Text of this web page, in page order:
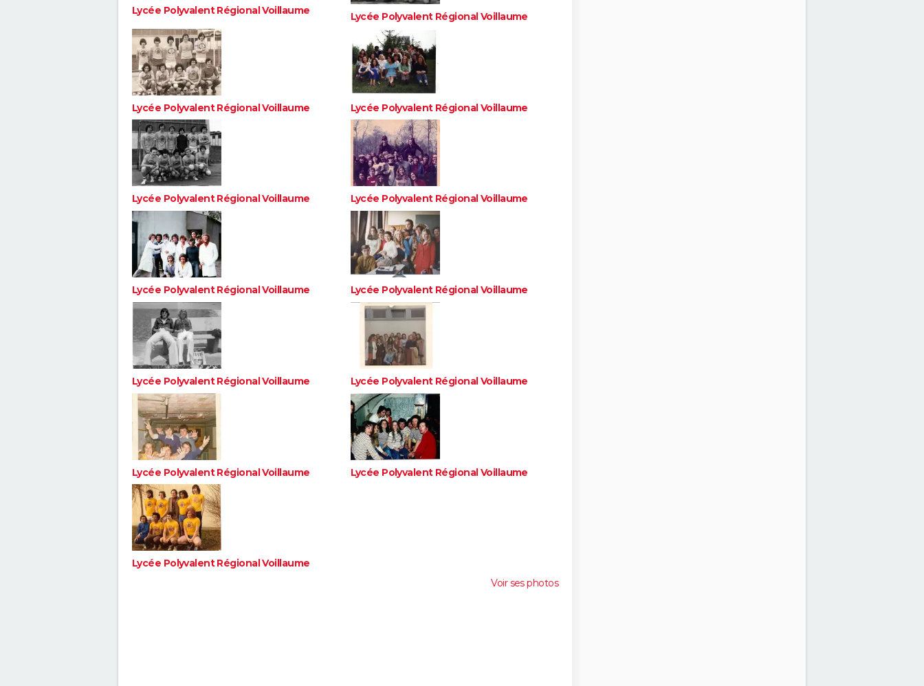
Lycée Polyvalent Régional Voillaume Lycée Polyvalent Régional Voillaume
Lycée Polyvalent Régional Voillaume Lycée Polyvalent Régional Voillaume
Lycée Polyvalent Régional Voillaume Lycée Polyvalent Régional Voillaume
Lycée Polyvalent Régional Voillaume Lycée Polyvalent Régional Voillaume
Lycée Polyvalent Régional Voillaume Lycée Polyvalent Régional Voillaume
Lycée Polyvalent Régional Voillaume Lycée Polyvalent Régional Voillaume
Lycée Polyvalent Régional Voillaume
Voir ses photos